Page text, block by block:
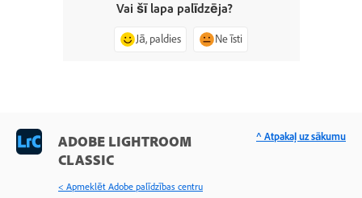
Vai šī lapa palīdzēja?
Jā, paldies Ne īsti
ADOBE LIGHTROOM
CLASSIC
< Apmeklēt Adobe palīdzības centru
^ Atpakaļ uz sākumu